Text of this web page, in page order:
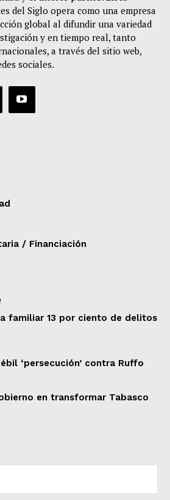
del Siglo opera como una empresa
global al difundir una variedad
y en tiempo real, tanto
a través del sitio web,
sociales.
/ Financiación
familiar 13 por ciento de delitos
‘persecución’ contra Ruffo
en transformar Tabasco